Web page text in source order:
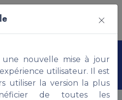
une nouvelle mise à jour
utilisateur. Il est
utiliser la version la plus
de toutes les